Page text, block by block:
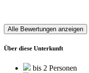
Alle Bewertungen anzeigen
Über diese Unterkunft
bis 2 Personen